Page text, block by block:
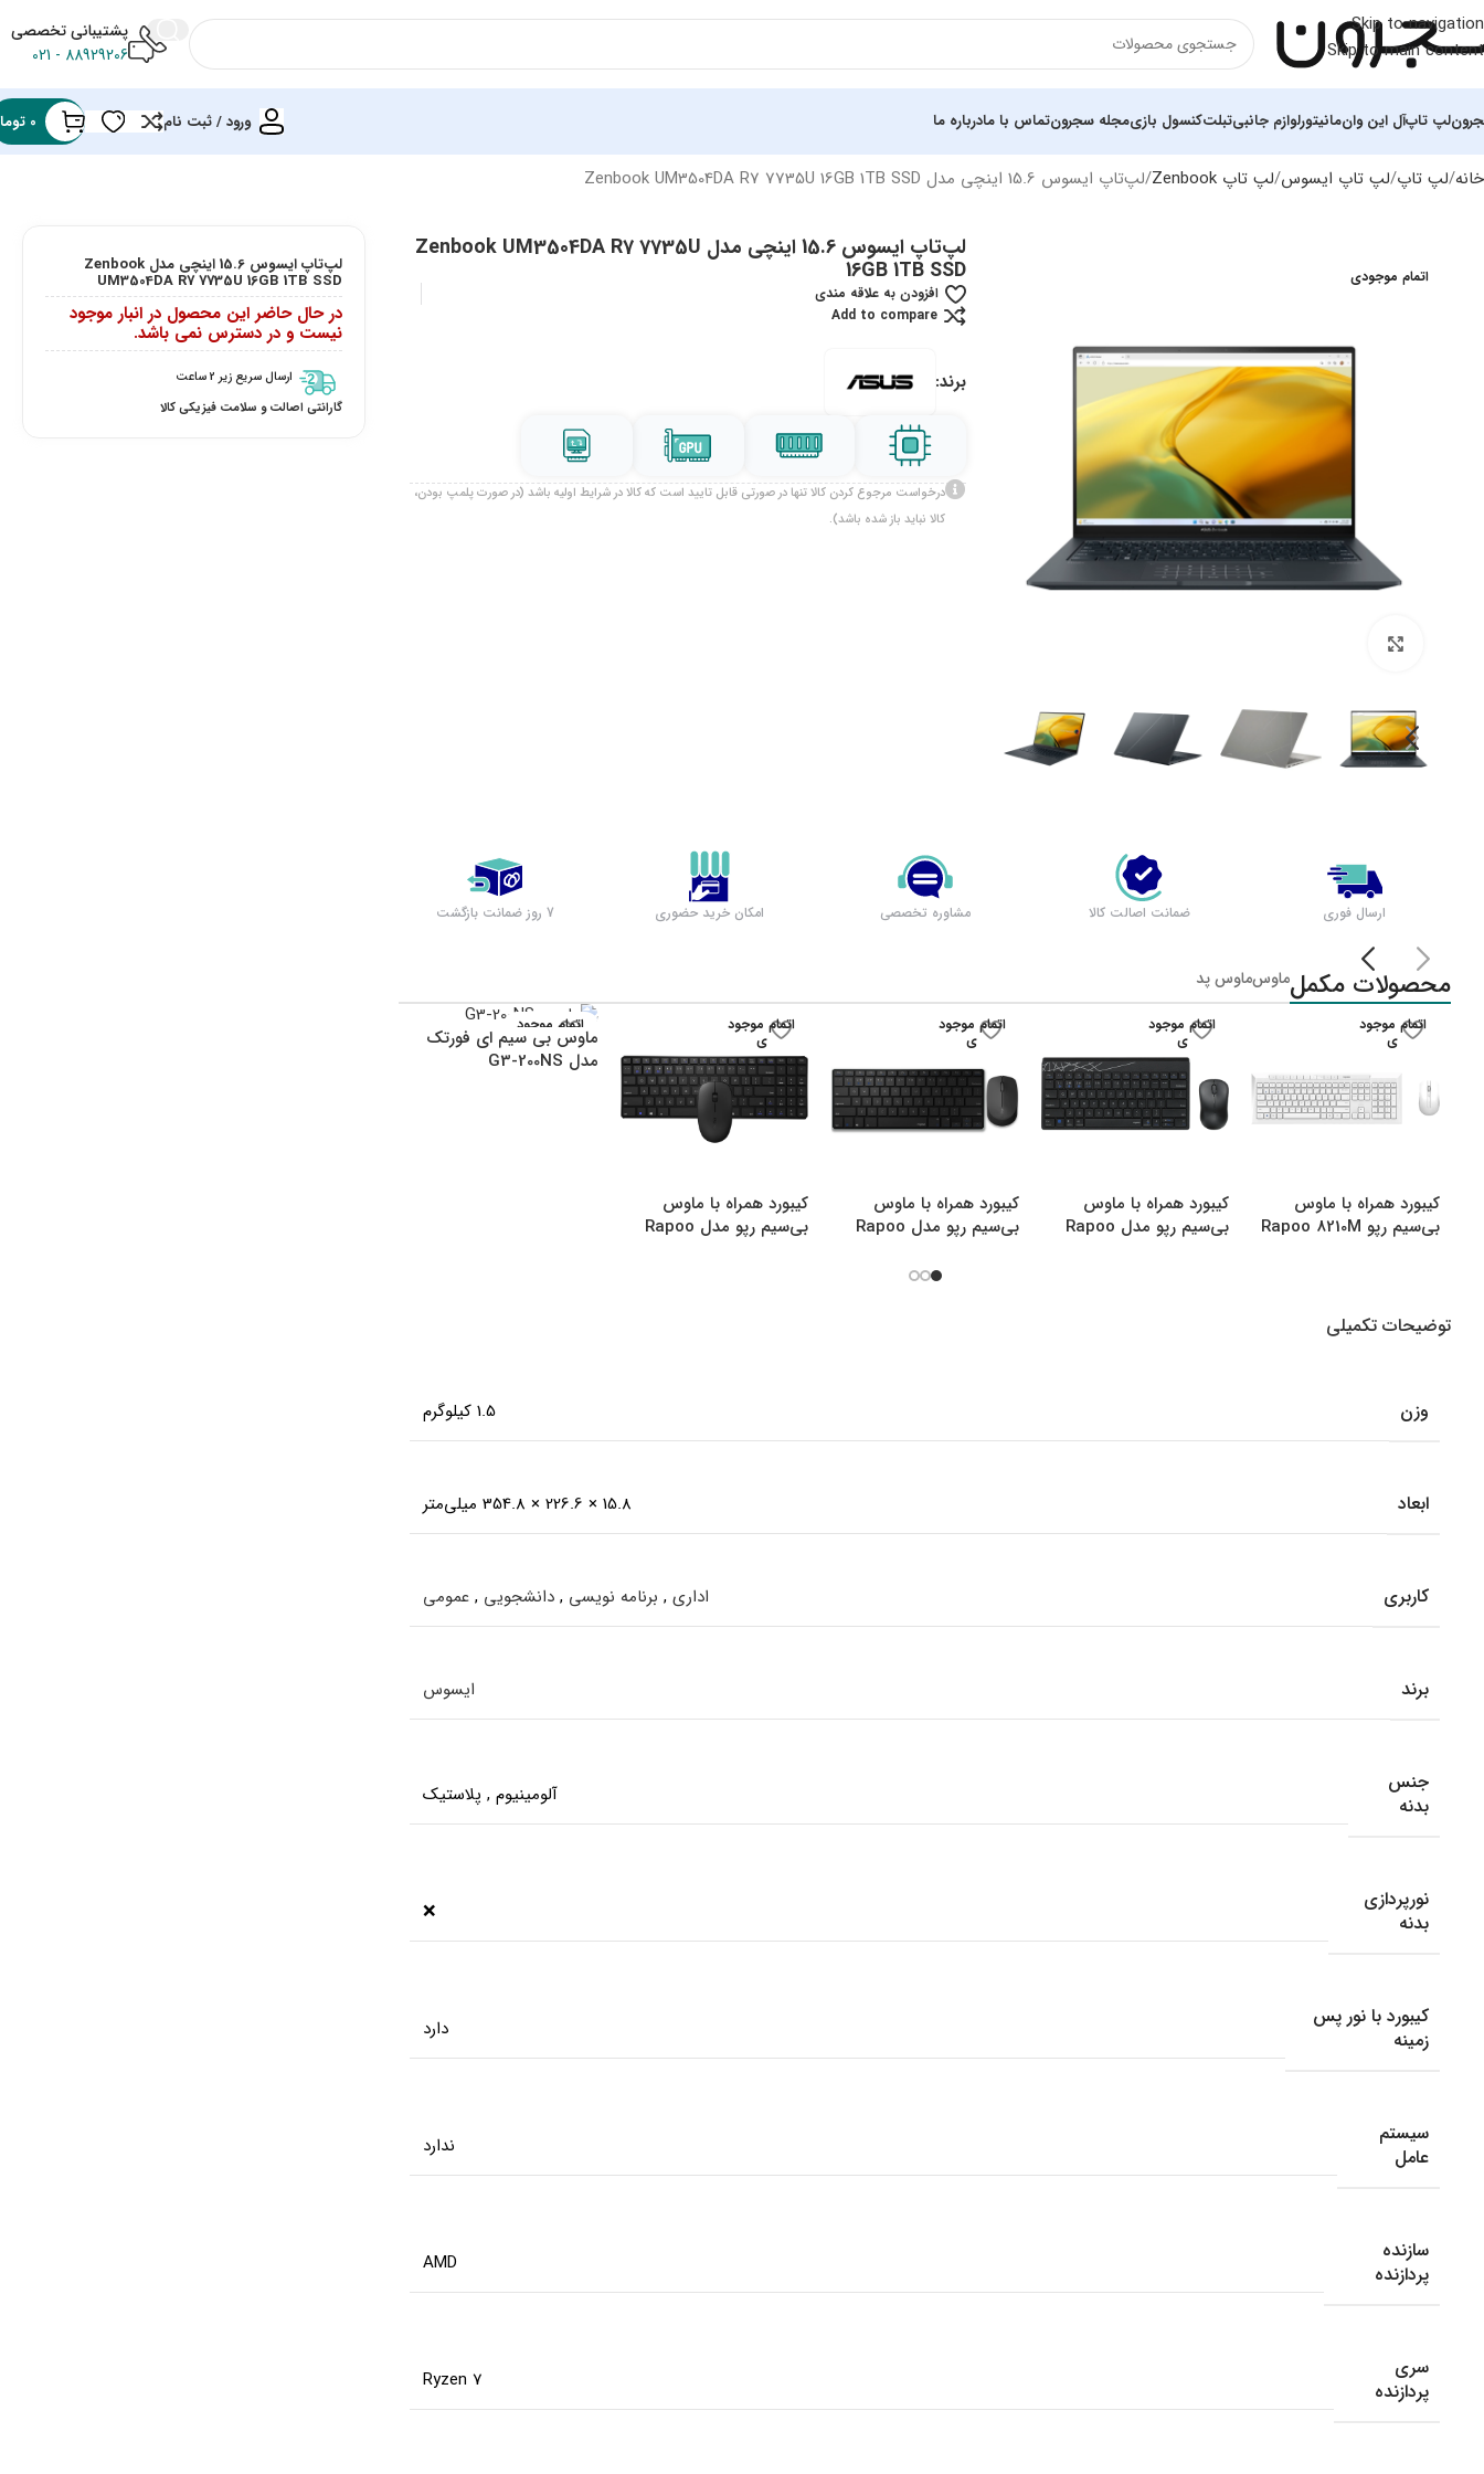
Skip to navigation
Skip to main content
پشتیبانی تخصصی
88929206 - 021
لپ تاپآل این وانمانیتورلوازم جانبیتبلتکنسول بازیمجله سجرونتماس با مادرباره ما ورود / ثبت نام 0
خانه لپ تاپ لپ تاپ ایسوس لپ تاپ Zenbook لپ‌تاپ ایسوس 15.6 اینچی مدل Zenbook UM3504DA R7 7735U 16GB 1TB SSD
اتمام موجودی
لپ‌تاپ ایسوس 15.6 اینچی مدل Zenbook UM3504DA R7 7735U
16GB 1TB SSD
افزودن به علاقه مندی
Add to compare
برند:
درخواست مرجوع کردن کالا تنها در صورتی قابل تایید است که کالا در شرایط اولیه باشد (در صورت پلمپ بودن،
کالا نباید باز شده باشد).
ارسال فوری ضمانت اصالت کالا مشاوره تخصصی امکان خرید حضوری 7 روز ضمانت بازگشت
محصولات مکملماوسماوس پد
اتمام موجود
ی
کیبورد همراه با ماوس
بی‌سیم رپو Rapoo 8210M
اتمام موجود
ی
کیبورد همراه با ماوس
بی‌سیم رپو مدل Rapoo
اتمام موجود
ی
کیبورد همراه با ماوس
بی‌سیم رپو مدل Rapoo
اتمام موجود
ی
کیبورد همراه با ماوس
بی‌سیم رپو مدل Rapoo
اتمام موجود
ی
ماوس بی سیم ای فورتک
مدل G3-200NS
توضیحات تکمیلی
وزن 1.5 کیلوگرم
ابعاد 15.8 × 226.6 × 354.8 میلی‌متر
کاربری اداری , برنامه نویسی , دانشجویی , عمومی
برند ایسوس
جنس
بدنه
آلومینیوم , پلاستیک
نورپردازی
بدنه
❌
کیبورد با نور پس
زمینه
دارد
سیستم
عامل
ندارد
سازنده
پردازنده
AMD
سری
پردازنده
Ryzen 7
لپ‌تاپ ایسوس 15.6 اینچی مدل Zenbook
UM3504DA R7 7735U 16GB 1TB SSD
در حال حاضر این محصول در انبار موجود
نیست و در دسترس نمی باشد.
ارسال سریع زیر 2 ساعت
گارانتی اصالت و سلامت فیزیکی کالا